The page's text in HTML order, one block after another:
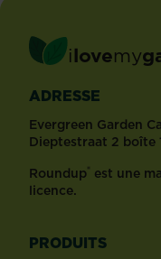
ilovemy
ADRESSE
Evergreen Garden
Dieptestraat 2 boîte
Roundup® est une
licence.
PRODUITS